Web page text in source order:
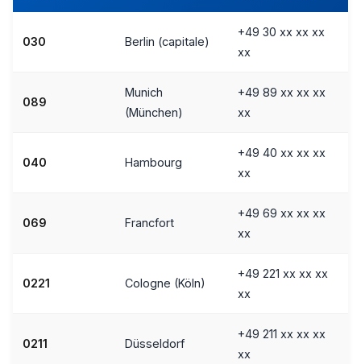
030 Berlin (capitale)
+49 30 xx xx xx
xx
089
Munich
(München)
+49 89 xx xx xx
xx
040 Hambourg
+49 40 xx xx xx
xx
069 Francfort
+49 69 xx xx xx
xx
0221 Cologne (Köln)
+49 221 xx xx xx
xx
0211 Düsseldorf
+49 211 xx xx xx
xx